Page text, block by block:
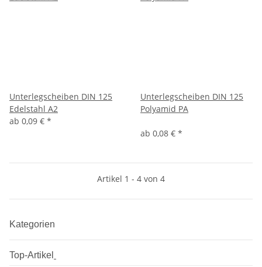
Unterlegscheiben DIN 125
Edelstahl A2
ab 0,09 € *
Unterlegscheiben DIN 125
Polyamid PA
ab 0,08 € *
Artikel 1 - 4 von 4
Kategorien
Top-Artikel